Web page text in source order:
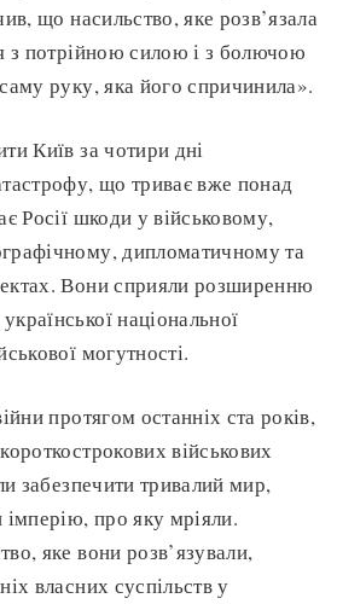
що насильство, яке розв’язала
з потрійною силою і з болючою
руку, яка його спричинила».
Київ за чотири дні
що триває вже понад
Росії шкоди у військовому,
дипломатичному та
Вони сприяли розширенню
національної
могутності.
протягом останніх ста років,
військових
забезпечити тривалий мир,
імперію, про яку мріяли.
яке вони розв’язували,
власних суспільств у